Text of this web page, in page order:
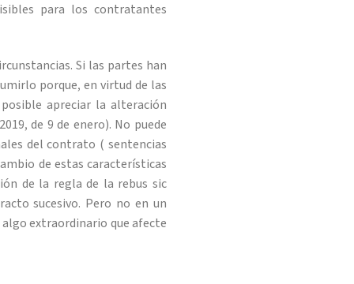
para los contratantes
Si las partes han
porque, en virtud de las
apreciar la alteración
de 9 de enero). No puede
del contrato ( sentencias
de estas características
de la regla de la rebus sic
sucesivo. Pero no en un
extraordinario que afecte